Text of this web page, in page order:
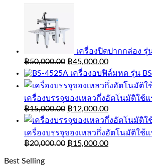
เครื่องปิดปากกล่อง รุ่
฿50,000.00 ฿45,000.00
เครื่องอบฟิล์มหด รุ่น
เครื่องบรรจุของเหลวกึ่งอัตโนมัติใช้
฿15,000.00 ฿12,000.00
เครื่องบรรจุของเหลวกึ่งอัตโนมัติใช้
฿20,000.00 ฿15,000.00
Best Selling